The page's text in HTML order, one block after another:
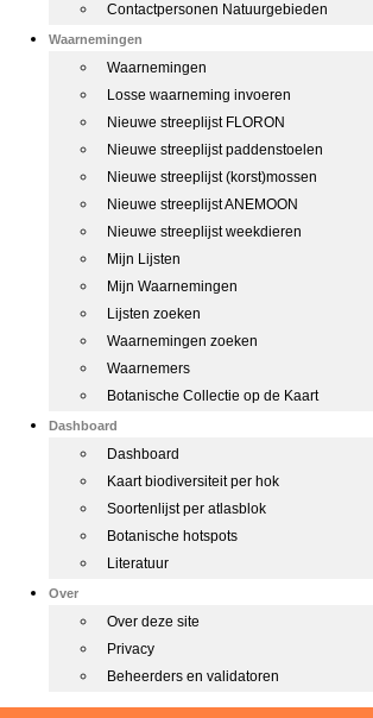
Contactpersonen Natuurgebieden
Waarnemingen
Waarnemingen
Losse waarneming invoeren
Nieuwe streeplijst FLORON
Nieuwe streeplijst paddenstoelen
Nieuwe streeplijst (korst)mossen
Nieuwe streeplijst ANEMOON
Nieuwe streeplijst weekdieren
Mijn Lijsten
Mijn Waarnemingen
Lijsten zoeken
Waarnemingen zoeken
Waarnemers
Botanische Collectie op de Kaart
Dashboard
Dashboard
Kaart biodiversiteit per hok
Soortenlijst per atlasblok
Botanische hotspots
Literatuur
Over
Over deze site
Privacy
Beheerders en validatoren